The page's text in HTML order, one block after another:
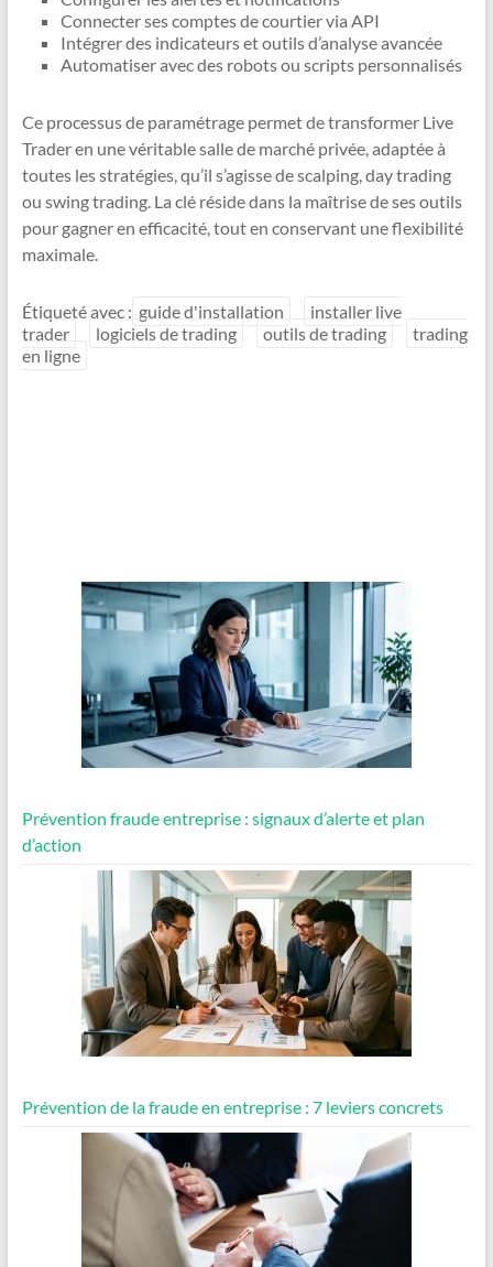
Connecter ses comptes de courtier via API
Intégrer des indicateurs et outils d’analyse avancée
Automatiser avec des robots ou scripts personnalisés
Ce processus de paramétrage permet de transformer Live
Trader en une véritable salle de marché privée, adaptée à
toutes les stratégies, qu’il s’agisse de scalping, day trading
ou swing trading. La clé réside dans la maîtrise de ses outils
pour gagner en efficacité, tout en conservant une flexibilité
maximale.
Étiqueté avec : guide d'installation
installer live
trader
logiciels de trading outils de trading
trading
en ligne
Prévention fraude entreprise : signaux d’alerte et plan
d’action
Prévention de la fraude en entreprise : 7 leviers concrets